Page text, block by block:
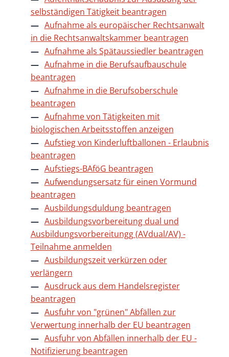
selbständigen Tätigkeit beantragen
Aufnahme als europäischer Rechtsanwalt
in die Rechtsanwaltskammer beantragen
Aufnahme als Spätaussiedler beantragen
Aufnahme in die Berufsaufbauschule
beantragen
Aufnahme in die Berufsoberschule
beantragen
Aufnahme von Tätigkeiten mit
biologischen Arbeitsstoffen anzeigen
Aufstieg von Kinderluftballonen - Erlaubnis
beantragen
Aufstiegs-BAföG beantragen
Aufwendungsersatz für einen Vormund
beantragen
Ausbildungsduldung beantragen
Ausbildungsvorbereitung dual und
Ausbildungsvorbereitungg (AVdual/AV) -
Teilnahme anmelden
Ausbildungszeit verkürzen oder
verlängern
Ausdruck aus dem Handelsregister
beantragen
Ausfuhr von "grünen" Abfällen zur
Verwertung innerhalb der EU beantragen
Ausfuhr von Abfällen innerhalb der EU -
Notifizierung beantragen